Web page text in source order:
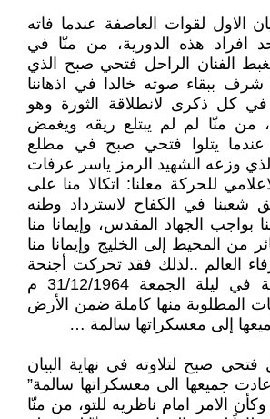
الاول لقوات العاصفة عندما فاته
هذه الدورية، من منّا في
الفنان الراحل فتحي صبح الذي
ببقاء صوته خالدا في اذهاننا
كل ذكرى لانطلاقة الثورة وهو
من منّا لم لم يبتلع ريقه ويغمض
عندما يتلوا فتحي صبح في مطلع
الذي وزعه الشهيد الرمز ياسر عرفات
للحركة معلنا: اتكالا منا على
شعبنا في الكفاح لاسترداد وطنه
بواجب الجهاد المقدس، وإيمانا منا
من المحيط إلى الخليج وإيمانا منا
العالم ..لذلك فقد تحركت أجنحة
من القوات الضاربة في ليلة الجمعة 31/12/1964 م
المطلوبة منها كاملة ضمن الأرض
إلى معسكراتها سالمة …
صبح لتلاوته في نهاية البيان
جميعها الى معسكراتها سالمة”
الامر امام ناظريه للتو، من منّا